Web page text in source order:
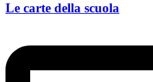
Le carte della scuola